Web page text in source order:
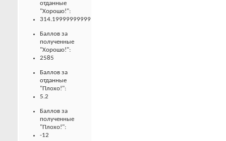
отданные
"Хорошо!":
314.19999999999
Баллов за
полученные
"Хорошо!":
2585
Баллов за
отданные
"Плохо!":
5.2
Баллов за
полученные
"Плохо!":
-12